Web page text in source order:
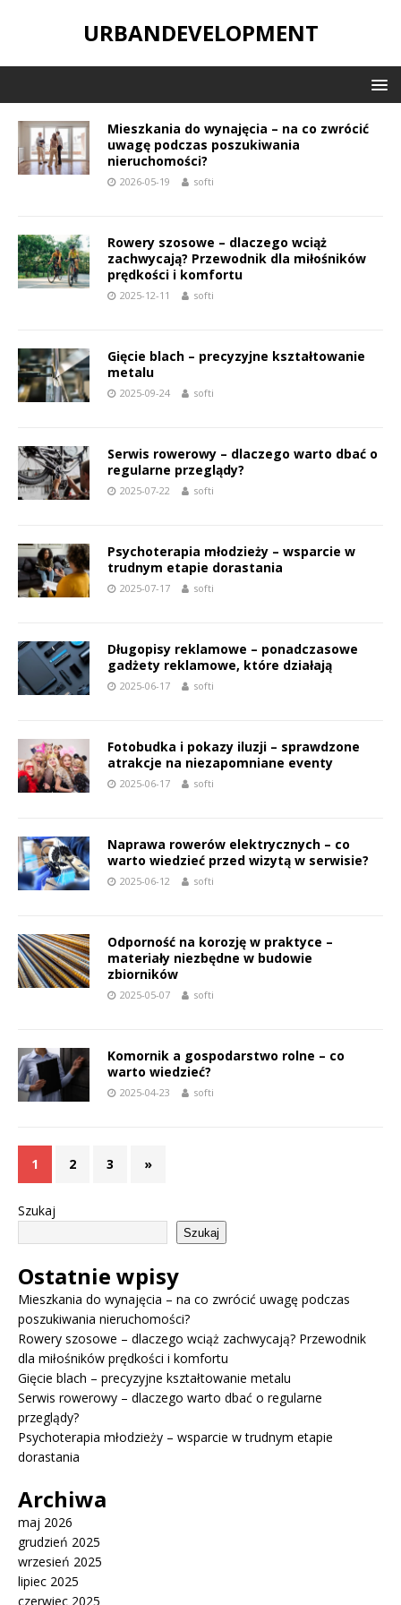
URBANDEVELOPMENT
Mieszkania do wynajęcia – na co zwrócić
uwagę podczas poszukiwania
nieruchomości?
2026-05-19 softi
Rowery szosowe – dlaczego wciąż
zachwycają? Przewodnik dla miłośników
prędkości i komfortu
2025-12-11 softi
Gięcie blach – precyzyjne kształtowanie
metalu
2025-09-24 softi
Serwis rowerowy – dlaczego warto dbać o
regularne przeglądy?
2025-07-22 softi
Psychoterapia młodzieży – wsparcie w
trudnym etapie dorastania
2025-07-17 softi
Długopisy reklamowe – ponadczasowe
gadżety reklamowe, które działają
2025-06-17 softi
Fotobudka i pokazy iluzji – sprawdzone
atrakcje na niezapomniane eventy
2025-06-17 softi
Naprawa rowerów elektrycznych – co
warto wiedzieć przed wizytą w serwisie?
2025-06-12 softi
Odporność na korozję w praktyce –
materiały niezbędne w budowie
zbiorników
2025-05-07 softi
Komornik a gospodarstwo rolne – co
warto wiedzieć?
2025-04-23 softi
1 2 3 »
Szukaj
Szukaj
Ostatnie wpisy
Mieszkania do wynajęcia – na co zwrócić uwagę podczas
poszukiwania nieruchomości?
Rowery szosowe – dlaczego wciąż zachwycają? Przewodnik
dla miłośników prędkości i komfortu
Gięcie blach – precyzyjne kształtowanie metalu
Serwis rowerowy – dlaczego warto dbać o regularne
przeglądy?
Psychoterapia młodzieży – wsparcie w trudnym etapie
dorastania
Archiwa
maj 2026
grudzień 2025
wrzesień 2025
lipiec 2025
czerwiec 2025